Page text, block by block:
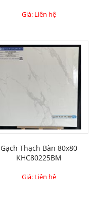
Giá: Liên hệ
Gạch Thạch Bàn 80x80
KHC80225BM
Giá: Liên hệ